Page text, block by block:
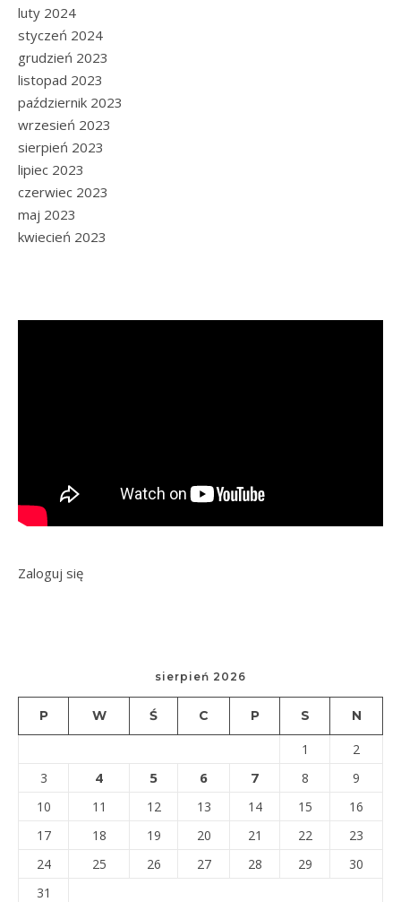
luty 2024
styczeń 2024
grudzień 2023
listopad 2023
październik 2023
wrzesień 2023
sierpień 2023
lipiec 2023
czerwiec 2023
maj 2023
kwiecień 2023
Zaloguj się
sierpień 2026
P W Ś C P S N
1
2
3
4 5 6 7 8
9
10
11 12 13 14 15
16
17
18 19 20 21 22
23
24
25 26 27 28 29
30
31